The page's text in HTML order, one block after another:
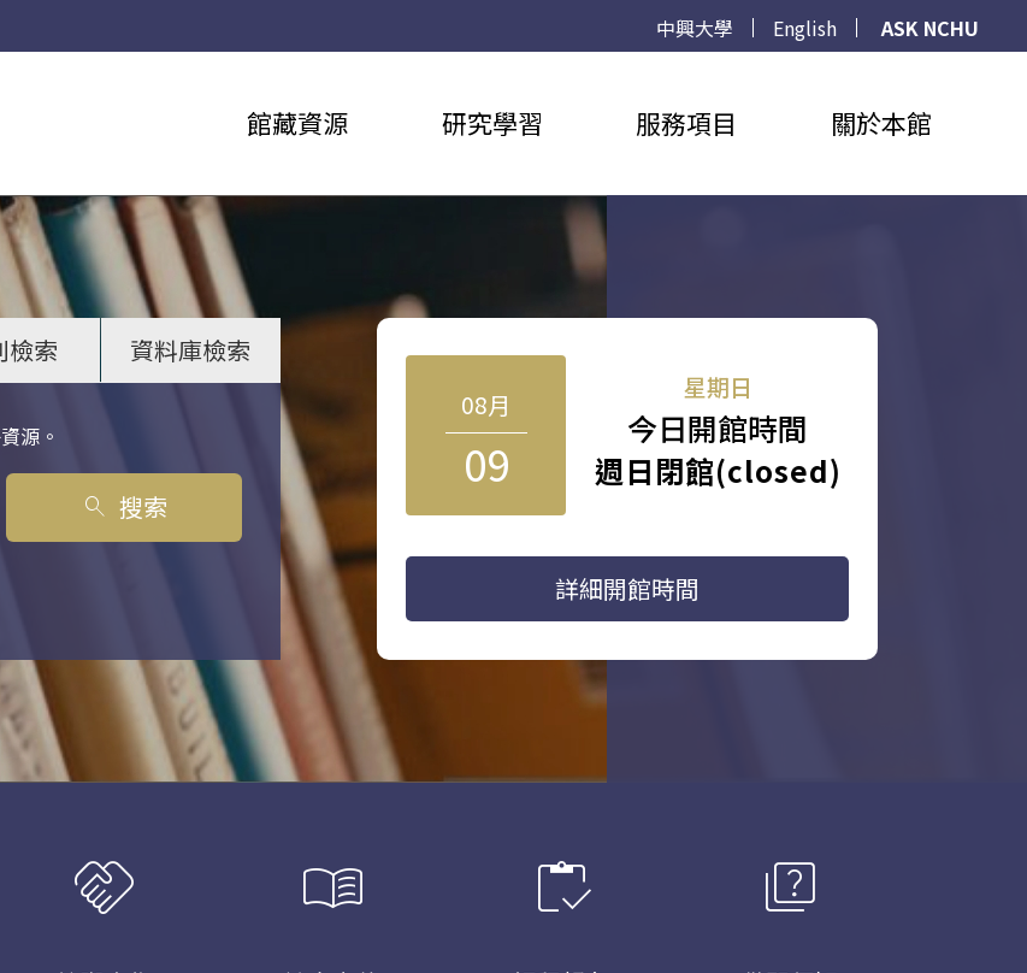
中興大學 English
ASK NCHU
館藏資源 研究學習 服務項目 關於本館
檢索 資料庫檢索
源。
search 搜索
08月
09
星期日
今日開館時間
週日閉館(closed)
詳細開館時間
handshake menu_book inventory quiz